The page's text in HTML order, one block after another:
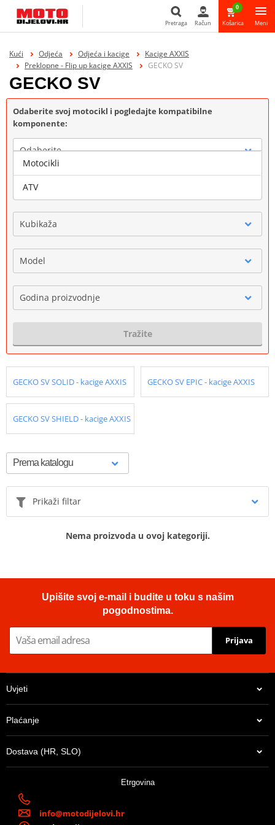
Pretraga Račun
0
Košarica Meni
Kući Odjeća Odjeća i kacige
Kacige AXXIS
Preklopne - Flip up kacige AXXIS
GECKO SV
GECKO SV
Odaberite svoj motocikl i pogledajte kompatibilne
komponente:
Odaberite
Marka
Kubikaža
Model
Godina proizvodnje
Tražite
GECKO SV SOLID - kacige AXXIS GECKO SV EPIC - kacige AXXIS
GECKO SV SHIELD - kacige AXXIS
Prikaži filtar
Nema proizvoda u ovoj kategoriji.
Upišite svoj e-mail i budite u toku s našim
pogodnostima.
Prijava
Uvjeti
Plaćanje
Dostava (HR, SLO)
Etrgovina
info@motodijelovi.hr
Motocikli
ATV